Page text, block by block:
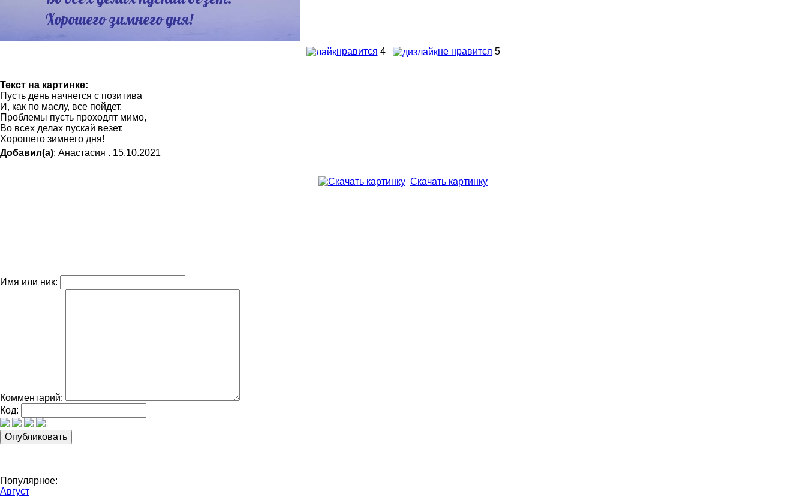
нравится 4 не нравится 5
Текст на картинке:
Пусть день начнется с позитива
И, как по маслу, все пойдет.
Проблемы пусть проходят мимо,
Во всех делах пускай везет.
Хорошего зимнего дня!
Добавил(а): Анастасия . 15.10.2021
Скачать картинку
Имя или ник:
Комментарий:
Код:
Популярное:
Август